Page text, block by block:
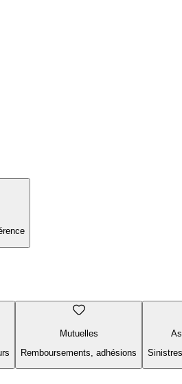
Mutuelles
Remboursements, adhésions